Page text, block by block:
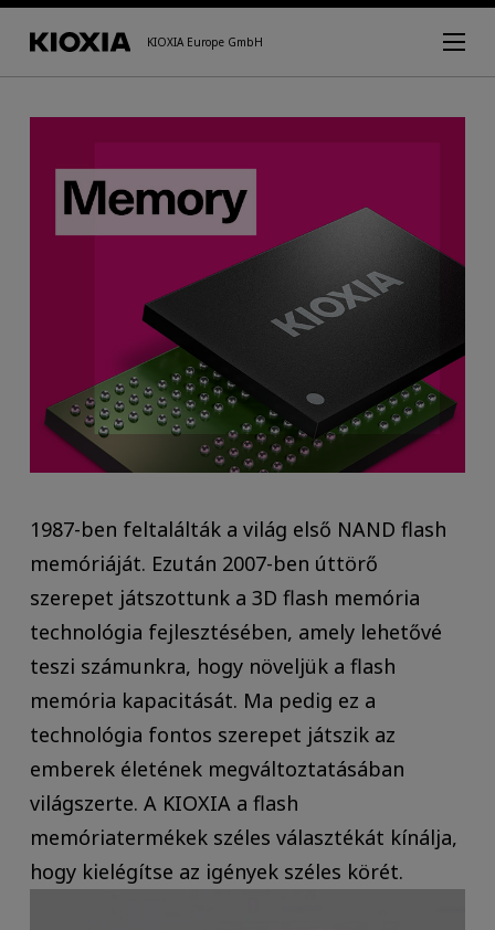
KIOXIA Europe GmbH
1987-ben feltalálták a világ első NAND flash
memóriáját. Ezután 2007-ben úttörő
szerepet játszottunk a 3D flash memória
technológia fejlesztésében, amely lehetővé
teszi számunkra, hogy növeljük a flash
memória kapacitását. Ma pedig ez a
technológia fontos szerepet játszik az
emberek életének megváltoztatásában
világszerte. A KIOXIA a flash
memóriatermékek széles választékát kínálja,
hogy kielégítse az igények széles körét.